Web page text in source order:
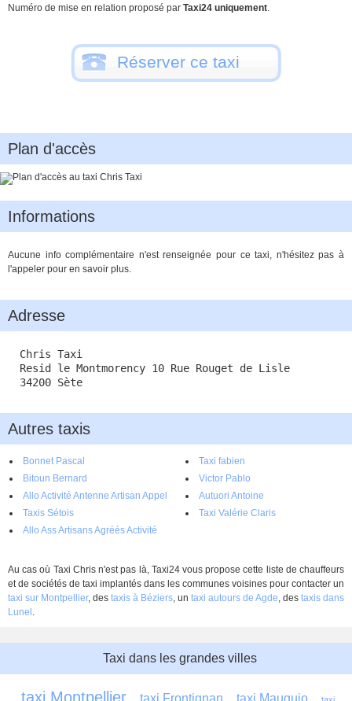
Numéro de mise en relation proposé par Taxi24 uniquement.
Réserver ce taxi
Plan d'accès
Informations
Aucune info complémentaire n'est renseignée pour ce taxi, n'hésitez pas à
l'appeler pour en savoir plus.
Adresse
Chris Taxi
Resid le Montmorency 10 Rue Rouget de Lisle
34200 Sète
Autres taxis
Bonnet Pascal
Taxi fabien
Bitoun Bernard
Victor Pablo
Allo Activité Antenne Artisan Appel
Association
Autuori Antoine
Taxis Sétois
Taxi Valérie Claris
Allo Ass Artisans Agréés Activité
Au cas où Taxi Chris n'est pas là, Taxi24 vous propose cette liste de chauffeurs
et de sociétés de taxi implantés dans les communes voisines pour contacter un
taxi sur Montpellier, des taxis à Béziers, un taxi autours de Agde, des taxis dans
Lunel .
Taxi dans les grandes villes
taxi Montpellier taxi Frontignan taxi Mauguio